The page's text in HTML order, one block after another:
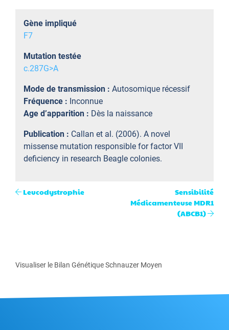
Gène impliqué
F7
Mutation testée
c.287G>A
Mode de transmission : Autosomique récessif
Fréquence : Inconnue
Age d’apparition : Dès la naissance
Publication : Callan et al. (2006). A novel
missense mutation responsible for factor VII
deficiency in research Beagle colonies.
Leucodystrophie
Sensibilité
Médicamenteuse MDR1
(ABCB1)
Visualiser le Bilan Génétique Schnauzer Moyen